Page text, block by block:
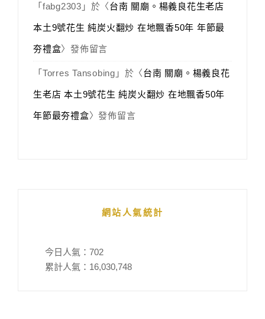
「 fabg2303 」於〈台南 關廟。楊義良花生老店
本土9號花生 純炭火翻炒 在地飄香50年 年節最
夯禮盒〉發佈留言
「 Torres Tansobing 」於〈台南 關廟。楊義良花
生老店 本土9號花生 純炭火翻炒 在地飄香50年
年節最夯禮盒〉發佈留言
網站人氣統計
今日人氣： 702
累計人氣： 16,030,748